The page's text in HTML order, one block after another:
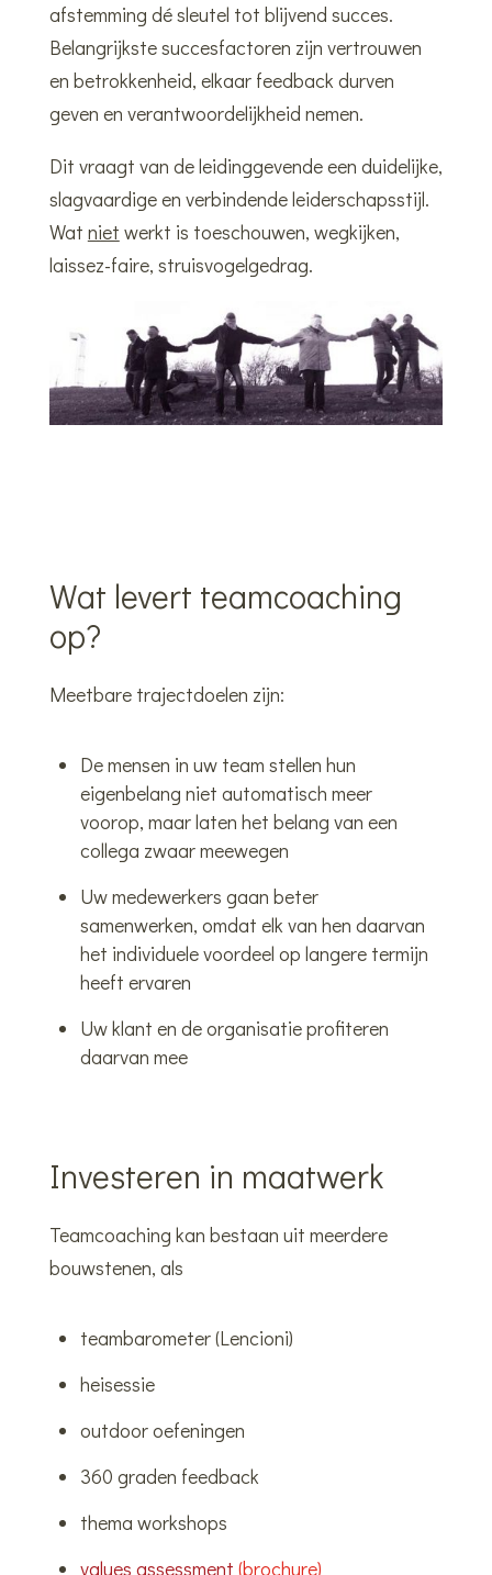
afstemming dé sleutel tot blijvend succes.
Belangrijkste succesfactoren zijn vertrouwen
en betrokkenheid, elkaar feedback durven
geven en verantwoordelijkheid nemen.
Dit vraagt van de leidinggevende een duidelijke,
slagvaardige en verbindende leiderschapsstijl.
Wat niet werkt is toeschouwen, wegkijken,
laissez-faire, struisvogelgedrag.
Wat levert teamcoaching
op?
Meetbare trajectdoelen zijn:
De mensen in uw team stellen hun
eigenbelang niet automatisch meer
voorop, maar laten het belang van een
collega zwaar meewegen
Uw medewerkers gaan beter
samenwerken, omdat elk van hen daarvan
het individuele voordeel op langere termijn
heeft ervaren
Uw klant en de organisatie profiteren
daarvan mee
Investeren in maatwerk
Teamcoaching kan bestaan uit meerdere
bouwstenen, als
teambarometer (Lencioni)
heisessie
outdoor oefeningen
360 graden feedback
thema workshops
values assessment (brochure)